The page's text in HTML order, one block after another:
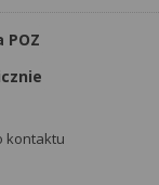
kontaktu